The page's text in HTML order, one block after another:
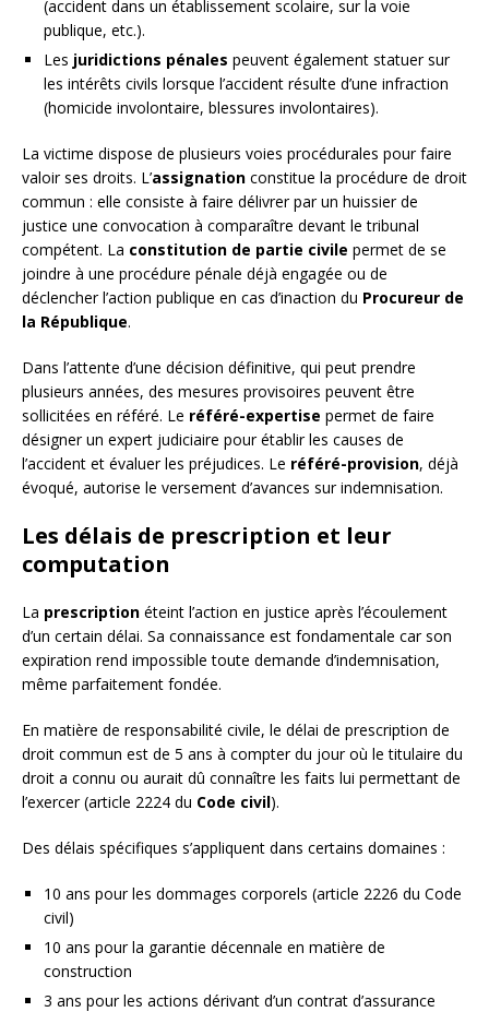
(accident dans un établissement scolaire, sur la voie
publique, etc.).
Les juridictions pénales peuvent également statuer sur
les intérêts civils lorsque l’accident résulte d’une infraction
(homicide involontaire, blessures involontaires).
La victime dispose de plusieurs voies procédurales pour faire
valoir ses droits. L’assignation constitue la procédure de droit
commun : elle consiste à faire délivrer par un huissier de
justice une convocation à comparaître devant le tribunal
compétent. La constitution de partie civile permet de se
joindre à une procédure pénale déjà engagée ou de
déclencher l’action publique en cas d’inaction du Procureur de
la République.
Dans l’attente d’une décision définitive, qui peut prendre
plusieurs années, des mesures provisoires peuvent être
sollicitées en référé. Le référé-expertise permet de faire
désigner un expert judiciaire pour établir les causes de
l’accident et évaluer les préjudices. Le référé-provision, déjà
évoqué, autorise le versement d’avances sur indemnisation.
Les délais de prescription et leur
computation
La prescription éteint l’action en justice après l’écoulement
d’un certain délai. Sa connaissance est fondamentale car son
expiration rend impossible toute demande d’indemnisation,
même parfaitement fondée.
En matière de responsabilité civile, le délai de prescription de
droit commun est de 5 ans à compter du jour où le titulaire du
droit a connu ou aurait dû connaître les faits lui permettant de
l’exercer (article 2224 du Code civil).
Des délais spécifiques s’appliquent dans certains domaines :
10 ans pour les dommages corporels (article 2226 du Code
civil)
10 ans pour la garantie décennale en matière de
construction
3 ans pour les actions dérivant d’un contrat d’assurance